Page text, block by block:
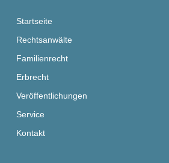
Startseite
Rechtsanwälte
Familienrecht
Erbrecht
Veröffentlichungen
Service
Kontakt